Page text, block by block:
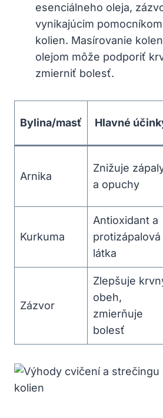
esenciálneho oleja,
vynikajúcim
kolien. Masírovanie
olejom môže podporiť
zmierniť bolesť.
Bylina/masť Hlavné
Arnika
Znižuje
a opuchy
Kurkuma
Antioxidant a
protizápalová
látka
Zázvor
Zlepšuje
obeh,
zmierňuje
bolesť